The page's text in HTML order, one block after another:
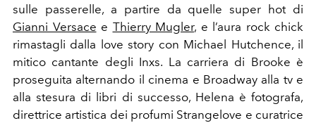
sulle passerelle, a partire da quelle super hot di
Gianni Versace e Thierry Mugler, e l’aura rock chick
rimastagli dalla love story con Michael Hutchence, il
mitico cantante degli Inxs. La carriera di Brooke è
proseguita alternando il cinema e Broadway alla tv e
alla stesura di libri di successo, Helena è fotografa,
direttrice artistica dei profumi Strangelove e curatrice